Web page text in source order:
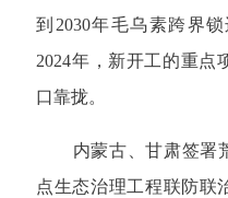
到2030年毛乌素跨界
2024年，新开工的重点
口靠拢。
内蒙古、甘肃签署
点生态治理工程联防联